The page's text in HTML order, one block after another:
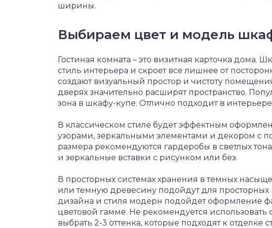
ширины.
Выбираем цвет и модель
Гостиная комната – это визитная карточка дома.
стиль интерьера и скроет все лишнее от
создают визуальный простор и чистоту
дверях значительно расширят пространство.
зона в шкафу-купе. Отлично подходит в
В классическом стиле будет эффектным
узорами, зеркальными элементами и декором с
размера рекомендуются гардеробы в светлых
и зеркальные вставки с рисунком или без.
В просторных системах хранения в темных
или темную древесину подойдут для просторных
дизайна и стиля модерн подойдет оформление
цветовой гамме. Не рекомендуется использовать
выбрать 2-3 оттенка, которые подходят к отделке